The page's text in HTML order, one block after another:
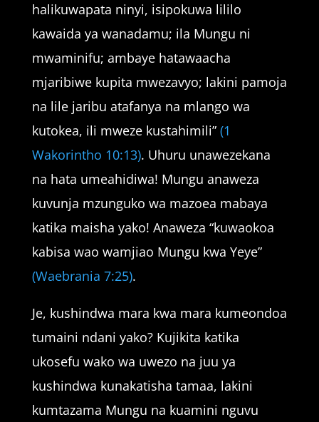
halikuwapata ninyi, isipokuwa lililo
kawaida ya wanadamu; ila Mungu ni
mwaminifu; ambaye hatawaacha
mjaribiwe kupita mwezavyo; lakini pamoja
na lile jaribu atafanya na mlango wa
kutokea, ili mweze kustahimili” (1
Wakorintho 10:13). Uhuru unawezekana
na hata umeahidiwa! Mungu anaweza
kuvunja mzunguko wa mazoea mabaya
katika maisha yako! Anaweza “kuwaokoa
kabisa wao wamjiao Mungu kwa Yeye”
(Waebrania 7:25).
Je, kushindwa mara kwa mara kumeondoa
tumaini ndani yako? Kujikita katika
ukosefu wako wa uwezo na juu ya
kushindwa kunakatisha tamaa, lakini
kumtazama Mungu na kuamini nguvu